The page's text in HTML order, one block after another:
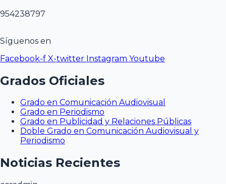
954238797
Síguenos en
Facebook-f X-twitter Instagram Youtube
Grados Oficiales
Grado en Comunicación Audiovisual
Grado en Periodismo
Grado en Publicidad y Relaciones Públicas
Doble Grado en Comunicación Audiovisual y
Periodismo
Noticias Recientes